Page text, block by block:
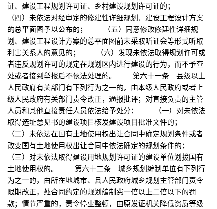
证、建设工程规划许可证、乡村建设规划许可证的；
（四）未依法对经审定的修建性详细规划、建设工程设计方案
的总平面图予以公布的； （五）同意修改修建性详细规
划、建设工程设计方案的总平面图前未采取听证会等形式听取
利害关系人的意见的； （六）发现未依法取得规划许可或
者违反规划许可的规定在规划区内进行建设的行为，而不予查
处或者接到举报后不依法处理的。 第六十一条 县级以上
人民政府有关部门有下列行为之一的，由本级人民政府或者上
级人民政府有关部门责令改正，通报批评；对直接负责的主管
人员和其他直接责任人员依法给予处分： （一）对未依法
取得选址意见书的建设项目核发建设项目批准文件的；
（二）未依法在国有土地使用权出让合同中确定规划条件或者
改变国有土地使用权出让合同中依法确定的规划条件的；
（三）对未依法取得建设用地规划许可证的建设单位划拨国有
土地使用权的。 第六十二条 城乡规划编制单位有下列行
为之一的，由所在地城市、县人民政府城乡规划主管部门责令
限期改正，处合同约定的规划编制费一倍以上二倍以下的罚
款；情节严重的，责令停业整顿，由原发证机关降低资质等级